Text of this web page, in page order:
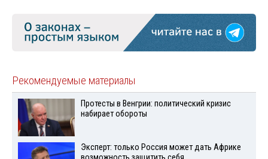
Рекомендуемые материалы
Протесты в Венгрии: политический кризис
набирает обороты
Эксперт: только Россия может дать Африке